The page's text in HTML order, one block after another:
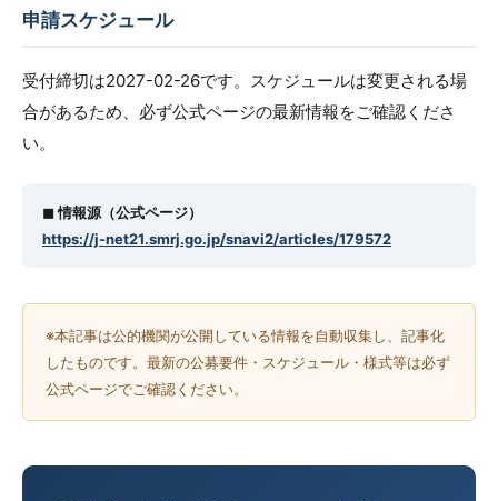
申請スケジュール
受付締切は2027-02-26です。スケジュールは変更される場
合があるため、必ず公式ページの最新情報をご確認くださ
い。
◼︎ 情報源（公式ページ）
https://j-net21.smrj.go.jp/snavi2/articles/179572
※本記事は公的機関が公開している情報を自動収集し、記事化
したものです。最新の公募要件・スケジュール・様式等は必ず
公式ページでご確認ください。